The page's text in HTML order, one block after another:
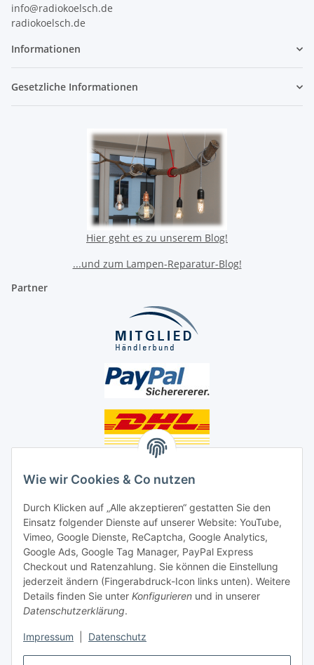
Wie wir Cookies & Co nutzen
Durch Klicken auf „Alle akzeptieren“ gestatten Sie den
Einsatz folgender Dienste auf unserer Website: YouTube,
Vimeo, Google Dienste, ReCaptcha, Google Analytics,
Google Ads, Google Tag Manager, PayPal Express
Checkout und Ratenzahlung. Sie können die Einstellung
jederzeit ändern (Fingerabdruck-Icon links unten). Weitere
Details finden Sie unter Konfigurieren und in unserer
Datenschutzerklärung.
Impressum Datenschutz
info@radiokoelsch.de
radiokoelsch.de
Informationen
Gesetzliche Informationen
Hier geht es zu unserem Blog!
...und zum Lampen-Reparatur-Blog!
Partner
Social Media
Unsere Dienstleistungen
Lampenreparatur
Lichtservice für Senioren
Vertrag widerrufen